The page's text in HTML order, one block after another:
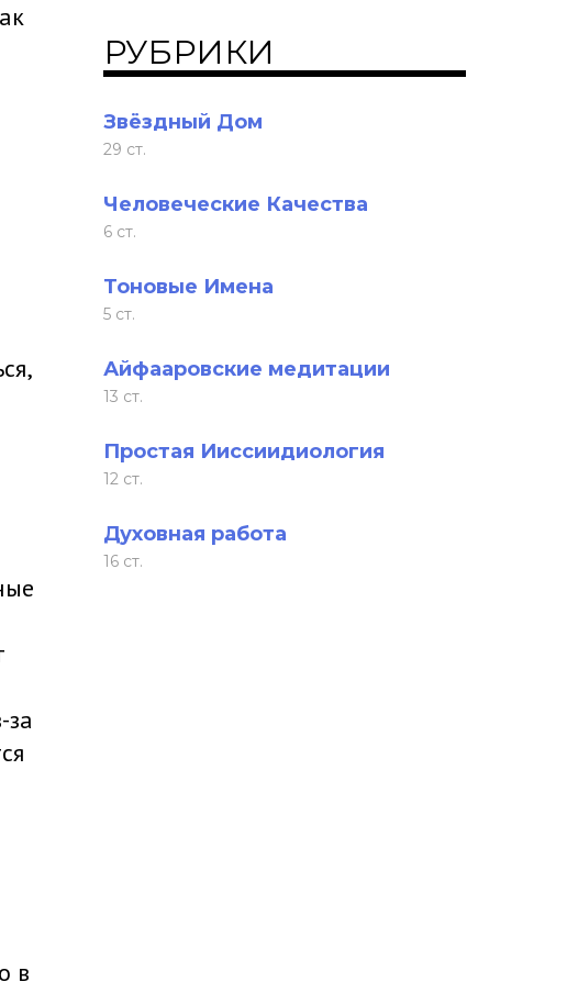
РУБРИКИ
Звёздный Дом
29 ст.
Человеческие Качества
6 ст.
Тоновые Имена
5 ст.
Айфааровские медитации
13 ст.
Простая Ииссиидиология
12 ст.
Духовная работа
16 ст.
за
в